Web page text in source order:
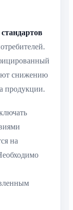
снижению
продукции.
на